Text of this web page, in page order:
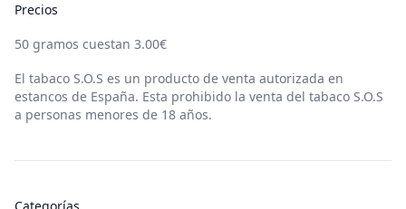
Precios
50 gramos cuestan 3.00€
El tabaco S.O.S es un producto de venta autorizada en
estancos de España. Esta prohibido la venta del tabaco S.O.S
a personas menores de 18 años.